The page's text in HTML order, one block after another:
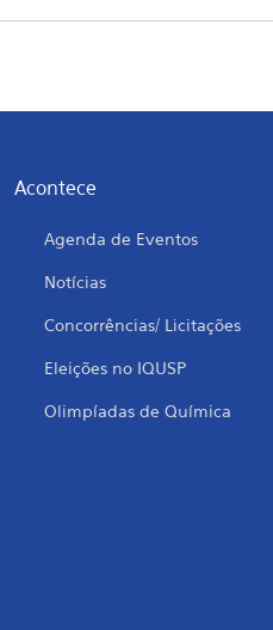
Acontece
Agenda de Eventos
Notícias
Concorrências/ Licitações
Eleições no IQUSP
Olimpíadas de Química